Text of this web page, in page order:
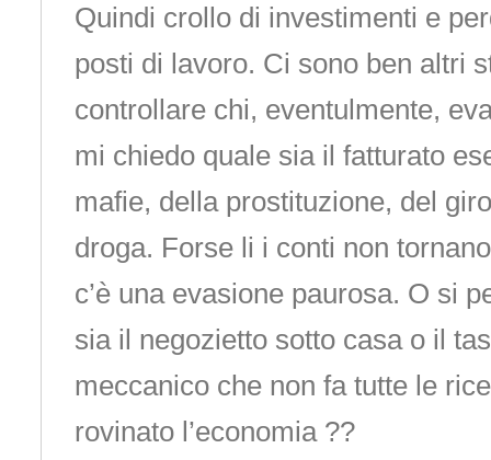
Quindi crollo di investimenti e
posti di lavoro. Ci sono ben altri
controllare chi, eventulmente,
mi chiedo quale sia il fatturato
mafie, della prostituzione, del
droga. Forse li i conti non
c’è una evasione paurosa. O si
sia il negozietto sotto casa o il
meccanico che non fa tutte le
rovinato l’economia ??